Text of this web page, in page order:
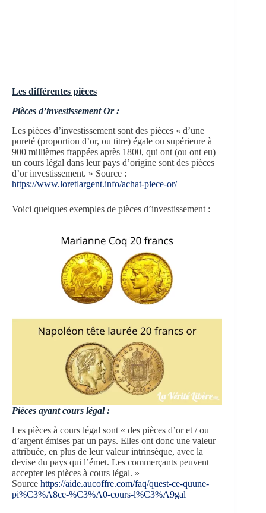
Les différentes pièces
Pièces d’investissement Or :
Les pièces d’investissement sont des pièces « d’une
pureté (proportion d’or, ou titre) égale ou supérieure à
900 millièmes frappées après 1800, qui ont (ou ont eu)
un cours légal dans leur pays d’origine sont des pièces
d’or investissement. » Source :
https://www.loretlargent.info/achat-piece-or/
Voici quelques exemples de pièces d’investissement :
Pièces ayant cours légal :
Les pièces à cours légal sont « des pièces d’or et / ou
d’argent émises par un pays. Elles ont donc une valeur
attribuée, en plus de leur valeur intrinsèque, avec la
devise du pays qui l’émet. Les commerçants peuvent
accepter les pièces à cours légal. »
Source https://aide.aucoffre.com/faq/quest-ce-quune-
pi%C3%A8ce-%C3%A0-cours-l%C3%A9gal